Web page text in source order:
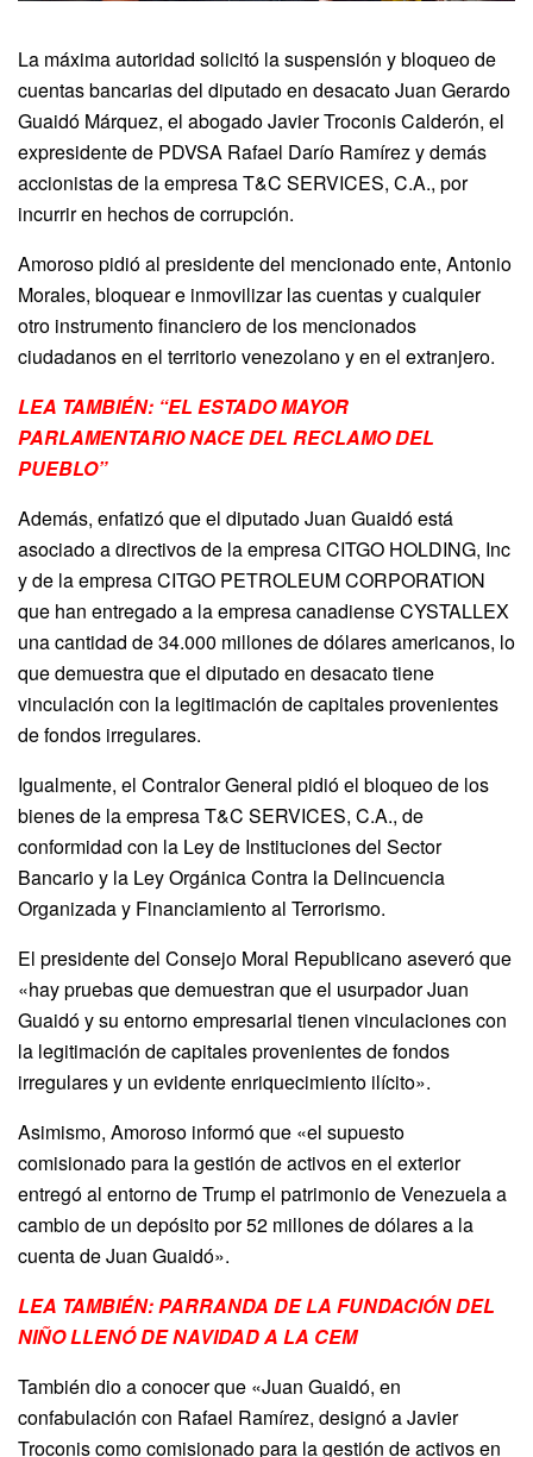
La máxima autoridad solicitó la suspensión y bloqueo de
cuentas bancarias del diputado en desacato Juan Gerardo
Guaidó Márquez, el abogado Javier Troconis Calderón, el
expresidente de PDVSA Rafael Darío Ramírez y demás
accionistas de la empresa T&C SERVICES, C.A., por
incurrir en hechos de corrupción.
Amoroso pidió al presidente del mencionado ente, Antonio
Morales, bloquear e inmovilizar las cuentas y cualquier
otro instrumento financiero de los mencionados
ciudadanos en el territorio venezolano y en el extranjero.
LEA TAMBIÉN: “EL ESTADO MAYOR
PARLAMENTARIO NACE DEL RECLAMO DEL
PUEBLO”
Además, enfatizó que el diputado Juan Guaidó está
asociado a directivos de la empresa CITGO HOLDING, Inc
y de la empresa CITGO PETROLEUM CORPORATION
que han entregado a la empresa canadiense CYSTALLEX
una cantidad de 34.000 millones de dólares americanos, lo
que demuestra que el diputado en desacato tiene
vinculación con la legitimación de capitales provenientes
de fondos irregulares.
Igualmente, el Contralor General pidió el bloqueo de los
bienes de la empresa T&C SERVICES, C.A., de
conformidad con la Ley de Instituciones del Sector
Bancario y la Ley Orgánica Contra la Delincuencia
Organizada y Financiamiento al Terrorismo.
El presidente del Consejo Moral Republicano aseveró que
«hay pruebas que demuestran que el usurpador Juan
Guaidó y su entorno empresarial tienen vinculaciones con
la legitimación de capitales provenientes de fondos
irregulares y un evidente enriquecimiento ilícito».
Asimismo, Amoroso informó que «el supuesto
comisionado para la gestión de activos en el exterior
entregó al entorno de Trump el patrimonio de Venezuela a
cambio de un depósito por 52 millones de dólares a la
cuenta de Juan Guaidó».
LEA TAMBIÉN: PARRANDA DE LA FUNDACIÓN DEL
NIÑO LLENÓ DE NAVIDAD A LA CEM
También dio a conocer que «Juan Guaidó, en
confabulación con Rafael Ramírez, designó a Javier
Troconis como comisionado para la gestión de activos en